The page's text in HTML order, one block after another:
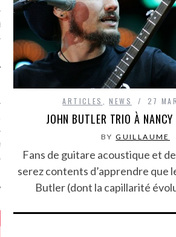
ARTICLES ,NEWS 27
JOHN BUTLER TRIO À
BYGUILLAUME
Fans de guitare acoustique et
serez contents d’apprendre que
Butler (dont la capillarité